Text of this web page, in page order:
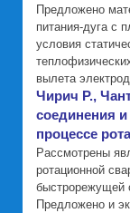
Предложено
питания-дуга с
условия
вылета
Чирич Р.,
соединения
процессе
Рассмотрены
ротационной
быстрорежущей
Предложено и